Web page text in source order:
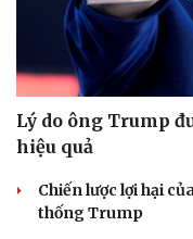
Lý do ông Trump
hiệu quả
Chiến lược lợi hại
thống Trump